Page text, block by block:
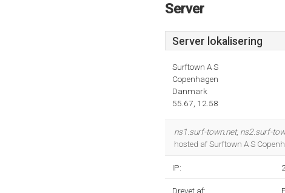
Server
Server lokalisering
Surftown A S
Copenhagen
Danmark
55.67, 12.58
ns1.surf-town.net, ns2.surf-
hosted af Surftown A S
IP:
Drevet af: